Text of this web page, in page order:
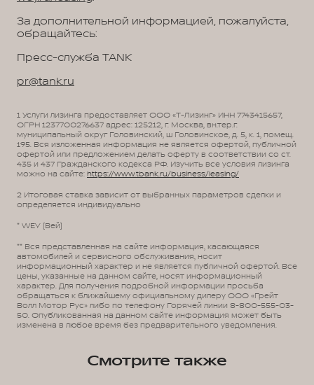
За дополнительной информацией, пожалуйста,
обращайтесь:
Пресс-служба TANK
pr@tank.ru
1 Услуги лизинга предоставляет ООО «Т-Лизинг» ИНН 7743415657,
ОГРН 1237700276637 адрес: 125212, г. Москва, вн.тер.г.
муниципальный округ Головинский, ш Головинское, д. 5, к. 1, помещ.
195. Вся изложенная информация не является офертой, публичной
офертой или предложением делать оферту в соответствии со ст.
435 и 437 Гражданского кодекса РФ. Изучить все условия лизинга
можно на сайте: https://www.tbank.ru/business/leasing/
2 Итоговая ставка зависит от выбранных параметров сделки и
определяется индивидуально
* WEY (Вей)
** Вся представленная на сайте информация, касающаяся
автомобилей и сервисного обслуживания, носит
информационный характер и не является публичной офертой. Все
цены, указанные на данном сайте, носят информационный
характер. Для получения подробной информации просьба
обращаться к ближайшему официальному дилеру ООО «Грейт
Волл Мотор Рус» либо по телефону Горячей линии 8-800-555-03-
50. Опубликованная на данном сайте информация может быть
изменена в любое время без предварительного уведомления.
Смотрите также